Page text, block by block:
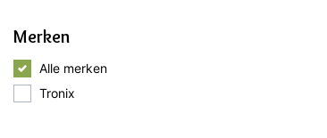
Merken
Alle merken
Tronix